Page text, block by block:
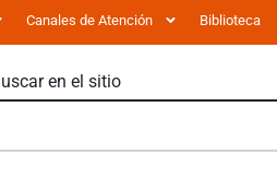
Canales de Atención Biblioteca